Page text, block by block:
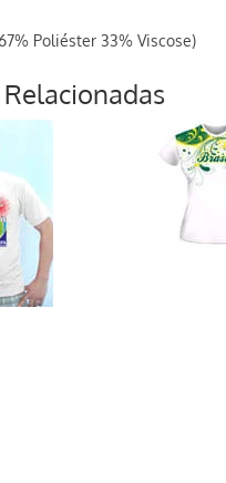
Poliéster 33% Viscose)